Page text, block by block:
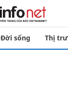
Đời sống Thị